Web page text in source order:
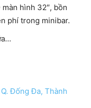
hình 32″, bồn
phí trong minibar.
Đống Đa, Thành